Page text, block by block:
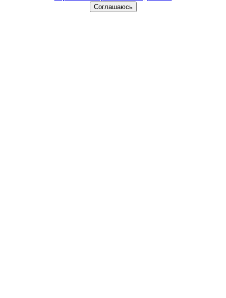
Соглашаюсь